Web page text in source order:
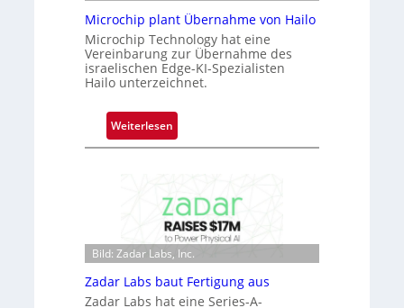
n
e
ü
b
n
m
t
D
a
k
Microchip plant Übernahme von Hailo
Microchip Technology hat eine
Vereinbarung zur Übernahme des
israelischen Edge-KI-Spezialisten
Hailo unterzeichnet.
Weiterlesen
M
r
o
c
h
i
p
Bild: Zadar Labs, Inc.
Zadar Labs baut Fertigung aus
Zadar Labs hat eine Series-A-